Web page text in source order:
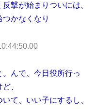
撃が始まりついには、
かなくなり
んで、今日役所行っ
、
て、いい子にするし、